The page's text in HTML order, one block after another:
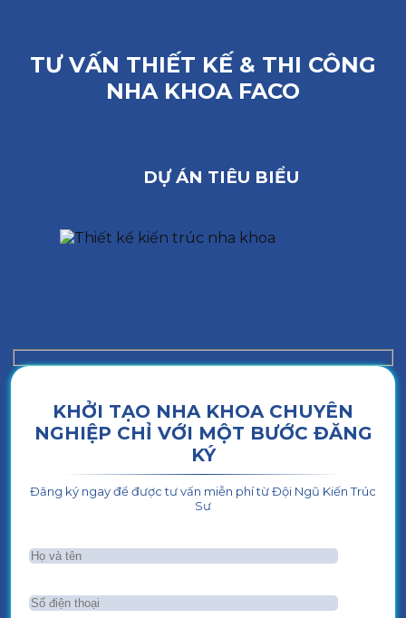
TƯ VẤN THIẾT KẾ & THI CÔNG
NHA KHOA FACO
DỰ ÁN TIÊU BIỂU
KHỞI TẠO NHA KHOA CHUYÊN
NGHIỆP CHỈ VỚI MỘT BƯỚC ĐĂNG
KÝ
Đăng ký ngay để được tư vấn miễn phí từ Đội Ngũ Kiến Trúc
Sư